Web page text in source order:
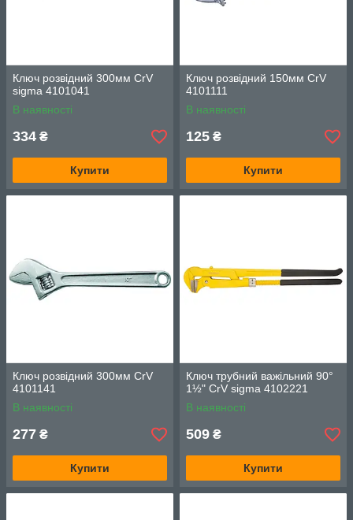
Ключ розвідний 300мм CrV
sigma 4101041
В наявності
334 ₴
Купити
Ключ розвідний 150мм CrV
4101111
В наявності
125 ₴
Купити
Ключ розвідний 300мм CrV
4101141
В наявності
277 ₴
Купити
Ключ трубний важільний 90°
1½" CrV sigma 4102221
В наявності
509 ₴
Купити